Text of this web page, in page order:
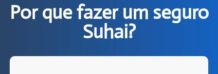
Por que fazer um seguro
Suhai?